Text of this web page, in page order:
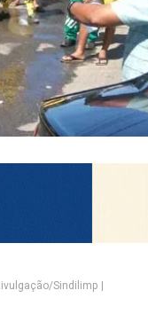
Sindilimp |